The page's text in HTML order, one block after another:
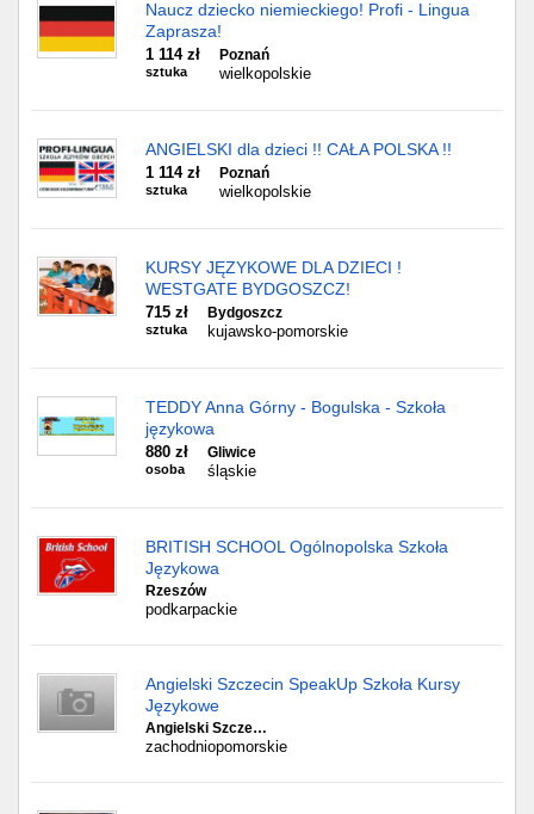
Naucz dziecko niemieckiego! Profi - Lingua
Zaprasza!
1 114 zł
sztuka
Poznań
wielkopolskie
ANGIELSKI dla dzieci !! CAŁA POLSKA !!
1 114 zł
sztuka
Poznań
wielkopolskie
KURSY JĘZYKOWE DLA DZIECI !
WESTGATE BYDGOSZCZ!
715 zł
sztuka
Bydgoszcz
kujawsko-pomorskie
TEDDY Anna Górny - Bogulska - Szkoła
językowa
880 zł
osoba
Gliwice
śląskie
BRITISH SCHOOL Ogólnopolska Szkoła
Językowa
Rzeszów
podkarpackie
Angielski Szczecin SpeakUp Szkoła Kursy
Językowe
Angielski Szcze…
zachodniopomorskie